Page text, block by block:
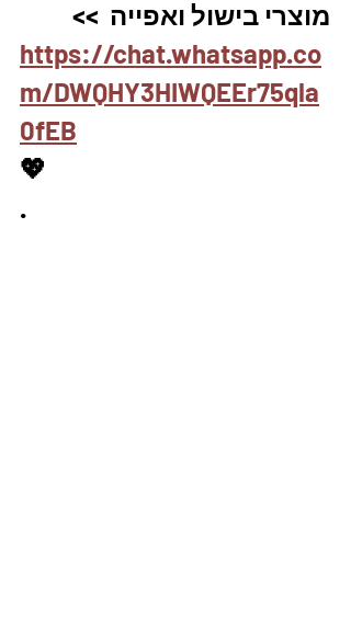
מוצרי בישול ואפייה  >>
https://chat.whatsapp.co
m/DWQHY3HIWQEEr75qla
0fEB
💖
.